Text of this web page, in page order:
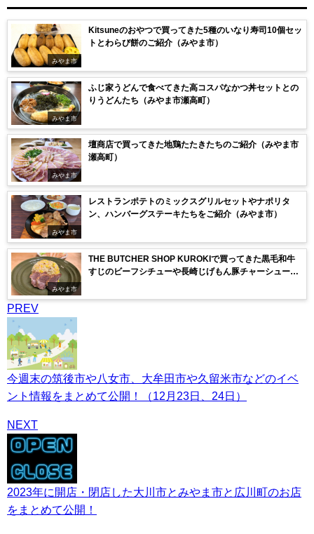
みやま市
Kitsuneのおやつで買ってきた5種のいなり寿司10個セッ
トとわらび餅のご紹介（みやま市）
みやま市
ふじ家うどんで食べてきた高コスパなかつ丼セットとの
りうどんたち（みやま市瀬高町）
みやま市
壇商店で買ってきた地鶏たたきたちのご紹介（みやま市
瀬高町）
みやま市
レストランポテトのミックスグリルセットやナポリタ
ン、ハンバーグステーキたちをご紹介（みやま市）
みやま市
THE BUTCHER SHOP KUROKIで買ってきた黒毛和牛
すじのビーフシチューや長崎じげもん豚チャーシューな
PREV
今週末の筑後市や八女市、大牟田市や久留米市などのイベ
ント情報をまとめて公開！（12月23日、24日）
NEXT
2023年に開店・閉店した大川市とみやま市と広川町のお店
をまとめて公開！